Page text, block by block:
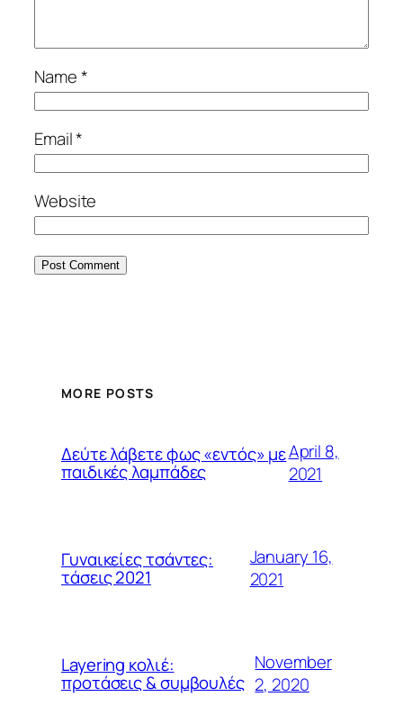
Name*
Email*
Website
MORE POSTS
Δεύτε λάβετε φως «εντός» με
παιδικές λαμπάδες
April 8,
2021
Γυναικείες τσάντες:
τάσεις 2021
January 16,
2021
Layering κολιέ:
προτάσεις & συμβουλές
November
2, 2020